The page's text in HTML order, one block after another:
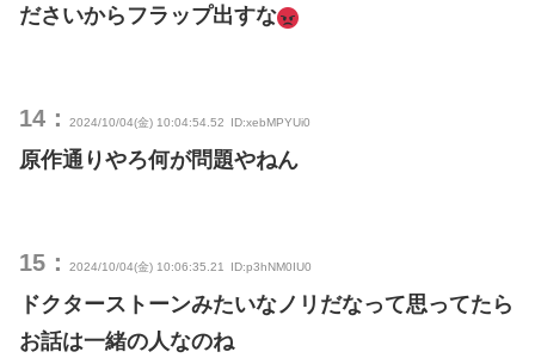
ださいからフラップ出すな
14： 2024/10/04(金) 10:04:54.52 ID:xebMPYUi0
原作通りやろ何が問題やねん
15： 2024/10/04(金) 10:06:35.21 ID:p3hNM0IU0
ドクターストーンみたいなノリだなって思ってたら
お話は一緒の人なのね